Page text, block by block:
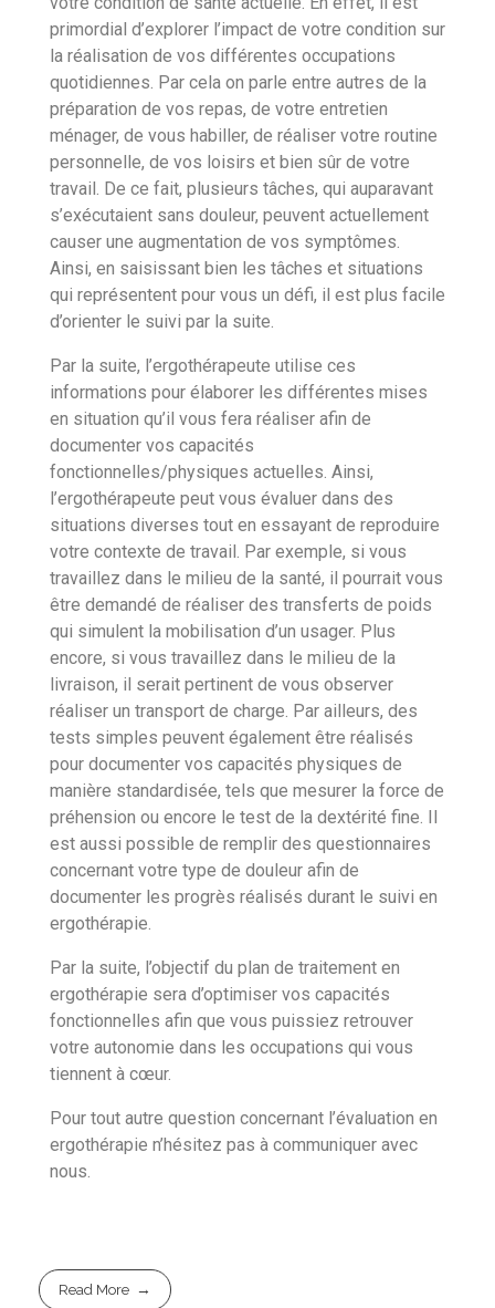
primordial d’explorer l’impact de votre condition sur
la réalisation de vos différentes occupations
quotidiennes. Par cela on parle entre autres de la
préparation de vos repas, de votre entretien
ménager, de vous habiller, de réaliser votre routine
personnelle, de vos loisirs et bien sûr de votre
travail. De ce fait, plusieurs tâches, qui auparavant
s’exécutaient sans douleur, peuvent actuellement
causer une augmentation de vos symptômes.
Ainsi, en saisissant bien les tâches et situations
qui représentent pour vous un défi, il est plus facile
d’orienter le suivi par la suite.
Par la suite, l’ergothérapeute utilise ces
informations pour élaborer les différentes mises
en situation qu’il vous fera réaliser afin de
documenter vos capacités
fonctionnelles/physiques actuelles. Ainsi,
l’ergothérapeute peut vous évaluer dans des
situations diverses tout en essayant de reproduire
votre contexte de travail. Par exemple, si vous
travaillez dans le milieu de la santé, il pourrait vous
être demandé de réaliser des transferts de poids
qui simulent la mobilisation d’un usager. Plus
encore, si vous travaillez dans le milieu de la
livraison, il serait pertinent de vous observer
réaliser un transport de charge. Par ailleurs, des
tests simples peuvent également être réalisés
pour documenter vos capacités physiques de
manière standardisée, tels que mesurer la force de
préhension ou encore le test de la dextérité fine. Il
est aussi possible de remplir des questionnaires
concernant votre type de douleur afin de
documenter les progrès réalisés durant le suivi en
ergothérapie.
Par la suite, l’objectif du plan de traitement en
ergothérapie sera d’optimiser vos capacités
fonctionnelles afin que vous puissiez retrouver
votre autonomie dans les occupations qui vous
tiennent à cœur.
Pour tout autre question concernant l’évaluation en
ergothérapie n’hésitez pas à communiquer avec
nous.
Read More